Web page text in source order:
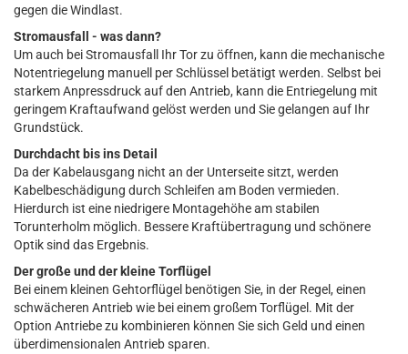
gegen die Windlast.
Stromausfall - was dann?
Um auch bei Stromausfall Ihr Tor zu öffnen, kann die mechanische
Notentriegelung manuell per Schlüssel betätigt werden. Selbst bei
starkem Anpressdruck auf den Antrieb, kann die Entriegelung mit
geringem Kraftaufwand gelöst werden und Sie gelangen auf Ihr
Grundstück.
Durchdacht bis ins Detail
Da der Kabelausgang nicht an der Unterseite sitzt, werden
Kabelbeschädigung durch Schleifen am Boden vermieden.
Hierdurch ist eine niedrigere Montagehöhe am stabilen
Torunterholm möglich. Bessere Kraftübertragung und schönere
Optik sind das Ergebnis.
Der große und der kleine Torflügel
Bei einem kleinen Gehtorflügel benötigen Sie, in der Regel, einen
schwächeren Antrieb wie bei einem großem Torflügel. Mit der
Option Antriebe zu kombinieren können Sie sich Geld und einen
überdimensionalen Antrieb sparen.